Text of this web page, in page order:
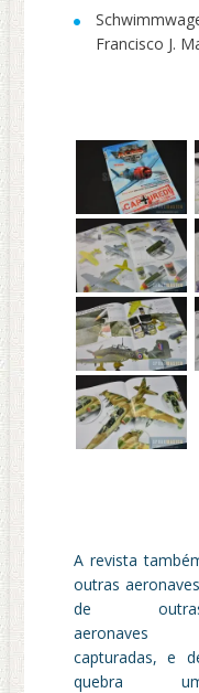
Francisco J.
A revista
outras
de
aeronaves
capturadas, e
quebra